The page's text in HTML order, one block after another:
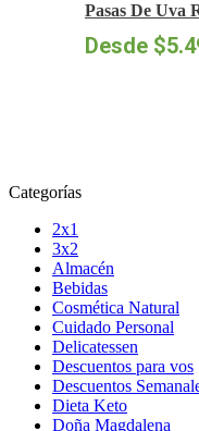
Pasas De Uva
Desde $
Categorías
2x1
3x2
Almacén
Bebidas
Cosmética Natural
Cuidado Personal
Delicatessen
Descuentos para vos
Descuentos
Dieta Keto
Doña Magdalena